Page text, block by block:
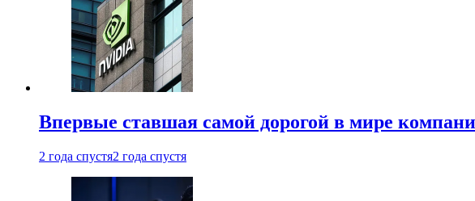
Впервые ставшая самой дорогой в мире
2 года спустя2 года спустя